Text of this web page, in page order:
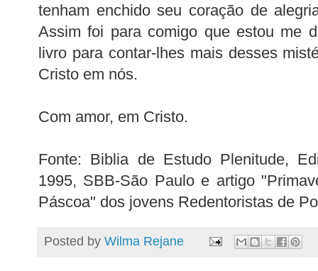
tenham enchido seu coração de
Assim foi para comigo que estou me
livro para contar-lhes mais desses
Cristo em nós.
Com amor, em Cristo.
Fonte: Biblia de Estudo Plenitude,
1995, SBB-São Paulo e artigo
Páscoa" dos jovens Redentoristas de
Posted by Wilma Rejane